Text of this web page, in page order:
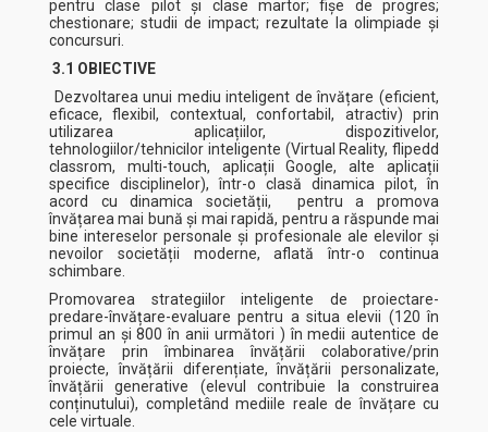
pentru clase pilot și clase martor; fișe de progres;
chestionare; studii de impact; rezultate la olimpiade și
concursuri.
3.1 OBIECTIVE
Dezvoltarea unui mediu inteligent de învățare (eficient,
eficace, flexibil, contextual, confortabil, atractiv) prin
utilizarea aplicațiilor, dispozitivelor,
tehnologiilor/tehnicilor inteligente (Virtual Reality, flipedd
classrom, multi-touch, aplicații Google, alte aplicații
specifice disciplinelor), într-o clasă dinamica pilot, în
acord cu dinamica societății, pentru a promova
învățarea mai bună și mai rapidă, pentru a răspunde mai
bine intereselor personale și profesionale ale elevilor și
nevoilor societății moderne, aflată într-o continua
schimbare.
Promovarea strategiilor inteligente de proiectare-
predare-învățare-evaluare pentru a situa elevii (120 în
primul an și 800 în anii următori ) în medii autentice de
învățare prin îmbinarea învățării colaborative/prin
proiecte, învățării diferențiate, învățării personalizate,
învățării generative (elevul contribuie la construirea
conținutului), completând mediile reale de învățare cu
cele virtuale.